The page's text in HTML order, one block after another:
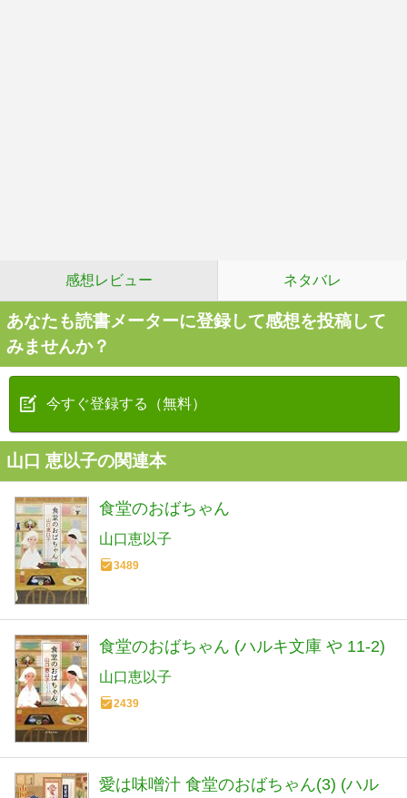
感想レビュー ネタバレ
あなたも読書メーターに登録して感想を投稿して
みませんか？
今すぐ登録する（無料）
山口 恵以子の関連本
食堂のおばちゃん
山口恵以子
3489
食堂のおばちゃん (ハルキ文庫 や 11-2)
山口恵以子
2439
愛は味噌汁 食堂のおばちゃん(3) (ハル